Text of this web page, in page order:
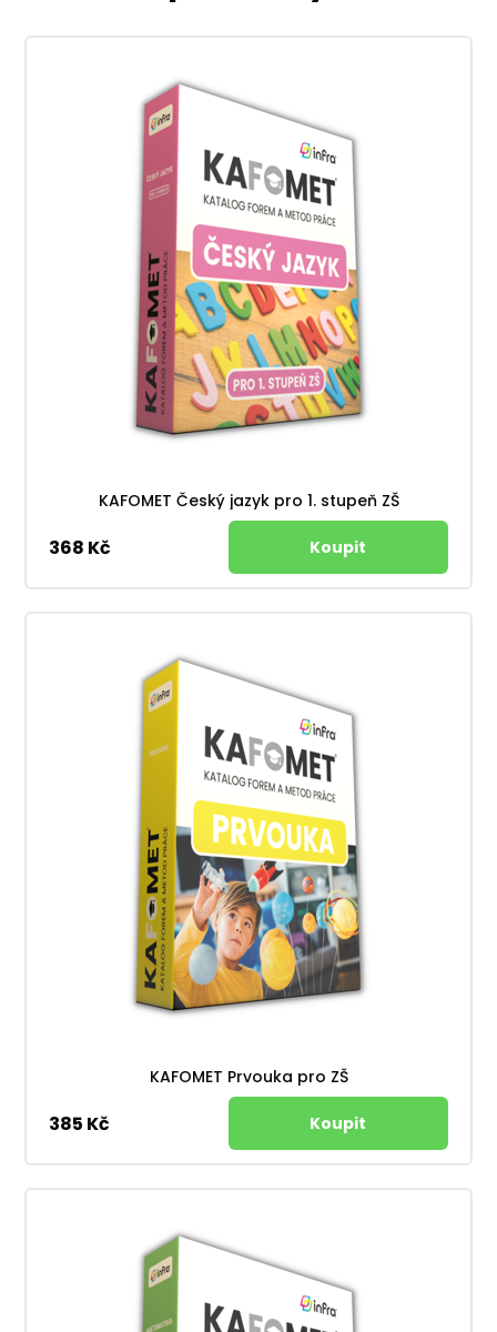
KAFOMET Český jazyk pro 1. stupeň ZŠ
368 Kč
KAFOMET Prvouka pro ZŠ
385 Kč